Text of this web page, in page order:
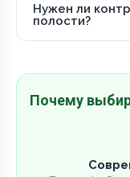
Нужен ли
полости?
Почему